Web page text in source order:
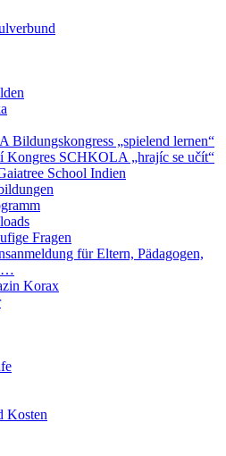
Bildungskongress „spielend lernen“
Kongres SCHKOLA „hrajíc se učít“
School Indien
Fragen
für Eltern, Pädagogen,
Korax
Kosten